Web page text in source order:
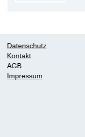
Datenschutz
Kontakt
AGB
Impressum